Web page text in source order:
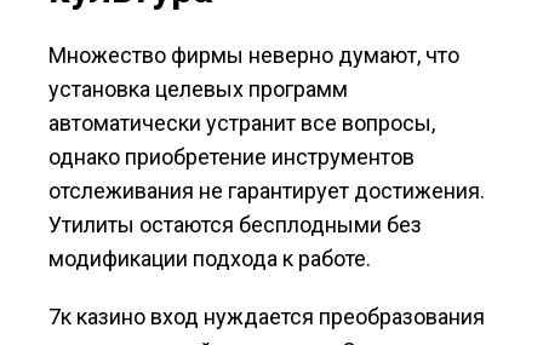
Множество фирмы неверно думают, что
установка целевых программ
автоматически устранит все вопросы,
однако приобретение инструментов
отслеживания не гарантирует достижения.
Утилиты остаются бесплодными без
модификации подхода к работе.
7к казино вход нуждается преобразования